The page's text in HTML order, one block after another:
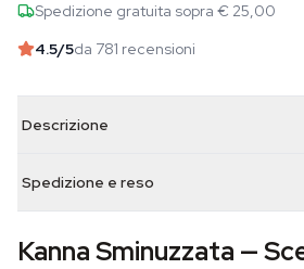
Spedizione gratuita sopra € 25,00
4.5/5da 781 recensioni
Descrizione
Spedizione e reso
Kanna Sminuzzata —